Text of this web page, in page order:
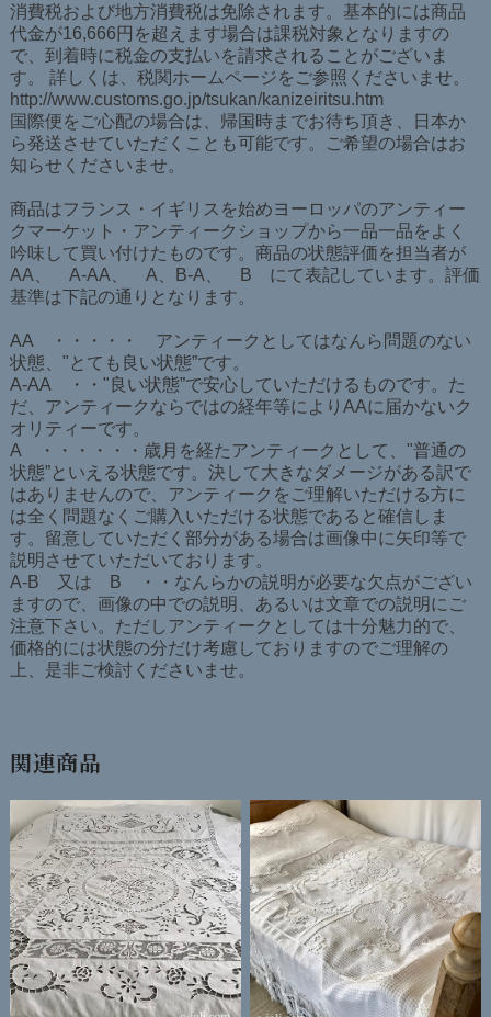
消費税および地方消費税は免除されます。基本的には商品
代金が16,666円を超えます場合は課税対象となりますの
で、到着時に税金の支払いを請求されることがございま
す。 詳しくは、税関ホームページをご参照くださいませ。
http://www.customs.go.jp/tsukan/kanizeiritsu.htm
国際便をご心配の場合は、帰国時までお待ち頂き、日本か
ら発送させていただくことも可能です。ご希望の場合はお
知らせくださいませ。
商品はフランス・イギリスを始めヨーロッパのアンティー
クマーケット・アンティークショップから一品一品をよく
吟味して買い付けたものです。商品の状態評価を担当者が
AA、 A-AA、 A、B-A、 B にて表記しています。評価
基準は下記の通りとなります。
AA ・・・・・ アンティークとしてはなんら問題のない
状態、"とても良い状態”です。
A-AA ・・"良い状態”で安心していただけるものです。た
だ、アンティークならではの経年等によりAAに届かないク
オリティーです。
A ・・・・・・歳月を経たアンティークとして、"普通の
状態”といえる状態です。決して大きなダメージがある訳で
はありませんので、アンティークをご理解いただける方に
は全く問題なくご購入いただける状態であると確信しま
す。留意していただく部分がある場合は画像中に矢印等で
説明させていただいております。
A-B 又は B ・・なんらかの説明が必要な欠点がござい
ますので、画像の中での説明、あるいは文章での説明にご
注意下さい。ただしアンティークとしては十分魅力的で、
価格的には状態の分だけ考慮しておりますのでご理解の
上、是非ご検討くださいませ。
関連商品